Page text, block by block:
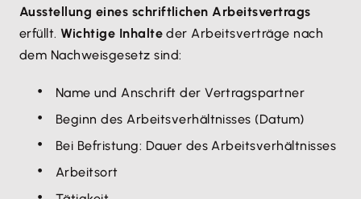
Ausstellung eines schriftlichen Arbeitsvertrags
erfüllt.Wichtige Inhalte der Arbeitsverträge nach
dem Nachweisgesetz sind:
Name und Anschrift der Vertragspartner
Beginn des Arbeitsverhältnisses (Datum)
Bei Befristung: Dauer des Arbeitsverhältnisses
Arbeitsort